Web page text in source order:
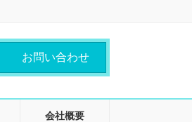
お問い合わせ
会社概要